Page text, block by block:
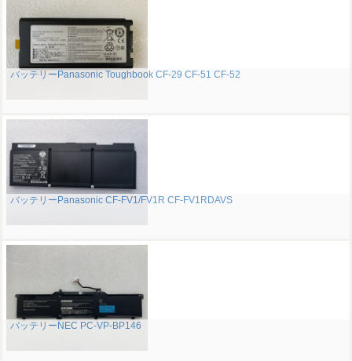
バッテリーPanasonic Toughbook CF-29 CF-51 CF-52
バッテリーPanasonic CF-FV1/FV1R CF-FV1RDAVS
バッテリーNEC PC-VP-BP146